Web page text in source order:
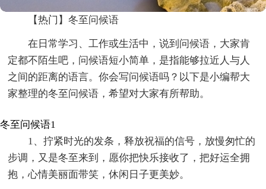
【热门】冬至问候语
在日常学习、工作或生活中，说到问候语，大家肯
定都不陌生吧，问候语短小简单，是指能够拉近人与人
之间的距离的语言。你会写问候语吗？以下是小编帮大
家整理的冬至问候语，希望对大家有所帮助。
冬至问候语1
1、拧紧时光的发条，释放祝福的信号，放慢匆忙的
步调，又是冬至来到，愿你把快乐接收了，把好运全拥
抱，心情美丽面带笑，休闲日子更美妙。